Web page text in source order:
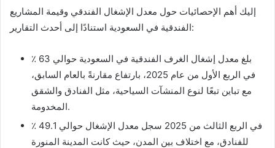
إليك أهم الإحصائيات حول معدل الإشغال الفندقي وقيمة المشاريع
الفندقية في السعودية استنادًا إلى أحدث التقارير:
بلغ معدل إشغال الغرف الفندقية في السعودية حوالي 63 ٪
في الربع الأول من عام 2025، بارتفاع مقارنةً بالعام السابق،
مع تباين تبعًا لنوع المنشآت السياحية، مثل الفنادق والشقق
المخدومة.
في الربع الثالث من 2025 سجل معدل الإشغال حوالي 49.1 ٪
للفنادق، مع اختلاف بين المدن، حيث كانت المدينة المنورة